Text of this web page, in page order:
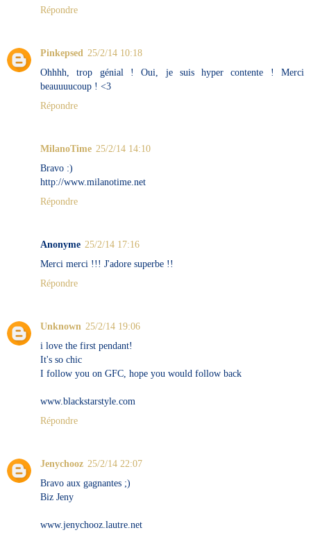
Répondre
Pinkepsed 25/2/14 10:18
Ohhhh, trop génial ! Oui, je suis hyper contente ! Merci
beauuuucoup ! <3
Répondre
MilanoTime 25/2/14 14:10
Bravo :)
http://www.milanotime.net
Répondre
Anonyme 25/2/14 17:16
Merci merci !!! J'adore superbe !!
Répondre
Unknown 25/2/14 19:06
i love the first pendant!
It's so chic
I follow you on GFC, hope you would follow back
www.blackstarstyle.com
Répondre
Jenychooz 25/2/14 22:07
Bravo aux gagnantes ;)
Biz Jeny
www.jenychooz.lautre.net